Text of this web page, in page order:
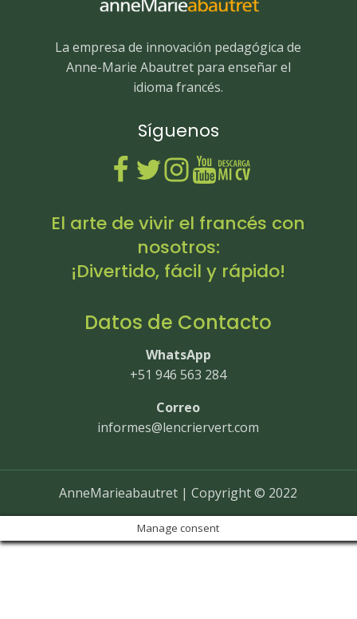
La empresa de innovación pedagógica de
Anne-Marie Abautret para enseñar el
idioma francés.
Síguenos
El arte de vivir el francés con
nosotros:
¡Divertido, fácil y rápido!
Datos de Contacto
WhatsApp
+51 946 563 284
Correo
informes@lencriervert.com
AnneMarieabautret | Copyright © 2022
Manage consent